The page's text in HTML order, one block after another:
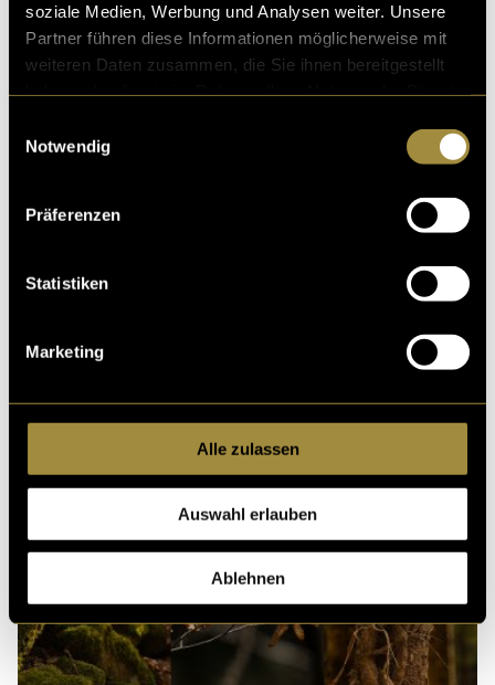
soziale Medien, Werbung und Analysen weiter. Unsere
Partner führen diese Informationen möglicherweise mit
weiteren Daten zusammen, die Sie ihnen bereitgestellt
Notwendig
Präferenzen
Statistiken
Marketing
Alle zulassen
Auswahl erlauben
Ablehnen